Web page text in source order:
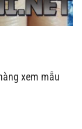
xem mẫu